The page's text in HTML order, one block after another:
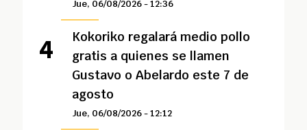
Jue, 06/08/2026 - 12:36
Kokoriko regalará medio pollo
gratis a quienes se llamen
Gustavo o Abelardo este 7 de
agosto
Jue, 06/08/2026 - 12:12